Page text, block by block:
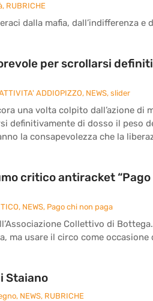
, RUBRICHE
dalla mafia, dall’indifferenza e
per scrollarsi
ADDIOPIZZO, NEWS, slider
una volta colpito dall’azione di
definitivamente di dosso il peso
la consapevolezza che la
critico antiracket
, NEWS, Pago chi non paga
Collettivo di
ma usare il circo come
Staiano
, NEWS, RUBRICHE